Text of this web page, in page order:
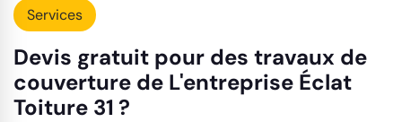
Services
Devis gratuit pour des travaux de
couverture de L'entreprise Éclat
Toiture 31 ?